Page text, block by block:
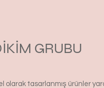
GRUBU
olarak tasarlanmış ürünler